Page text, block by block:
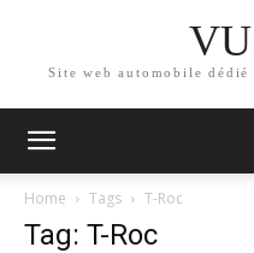
Site web automobile
Home Tags T-Roc
Tag: T-Roc